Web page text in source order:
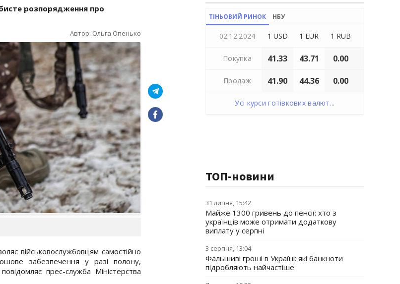
розпорядження про
Автор: Ольга Опенько
військовослужбовцям самостійно
забезпечення у разі полону,
прес-служба Міністерства
ТІНЬОВИЙ РИНОК НБУ
02.12.2024 1 USD 1 EUR 1 RUB
Покупка 41.33 43.71 0.00
Продаж 41.90 44.36 0.00
Усі курси готівкових валют...
ТОП-новини
31 липня, 15:42
Майже 1300 гривень до пенсії: хто з
українців може отримати додаткову
виплату у серпні
3 серпня, 13:04
Фальшиві гроші в Україні: які банкноти
підробляють найчастіше